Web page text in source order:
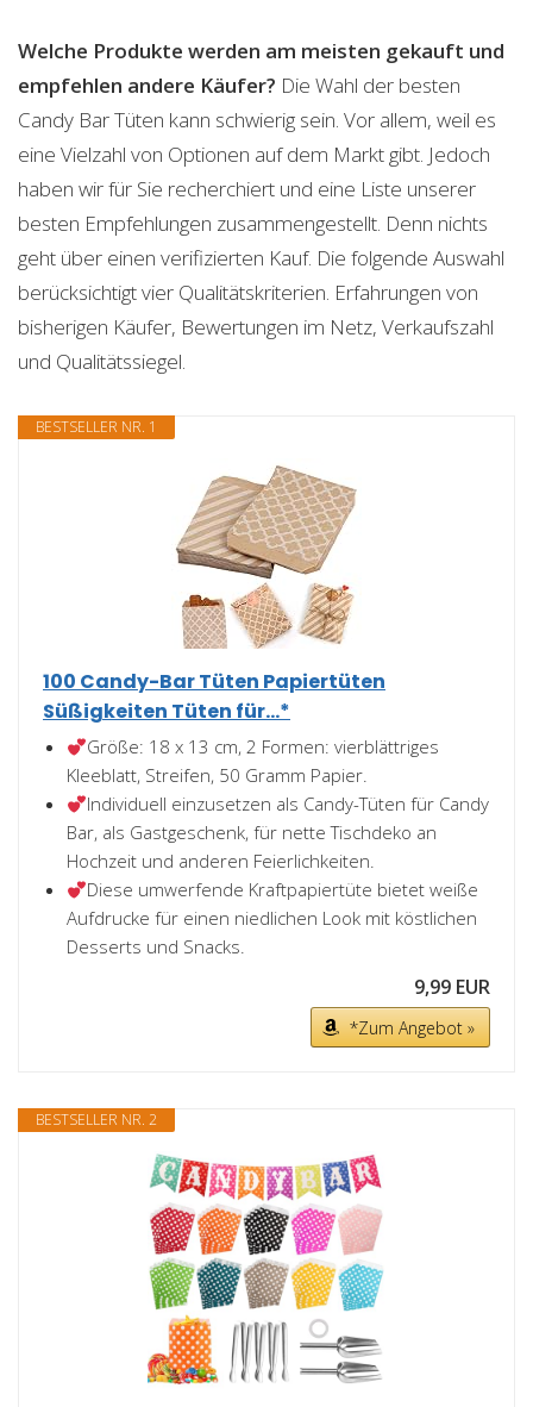
Welche Produkte werden am meisten gekauft und
empfehlen andere Käufer? Die Wahl der besten
Candy Bar Tüten kann schwierig sein. Vor allem, weil es
eine Vielzahl von Optionen auf dem Markt gibt. Jedoch
haben wir für Sie recherchiert und eine Liste unserer
besten Empfehlungen zusammengestellt. Denn nichts
geht über einen verifizierten Kauf. Die folgende Auswahl
berücksichtigt vier Qualitätskriterien. Erfahrungen von
bisherigen Käufer, Bewertungen im Netz, Verkaufszahl
und Qualitätssiegel.
BESTSELLER NR. 1
100 Candy-Bar Tüten Papiertüten
Süßigkeiten Tüten für...*
Größe: 18 x 13 cm, 2 Formen: vierblättriges
Kleeblatt, Streifen, 50 Gramm Papier.
Individuell einzusetzen als Candy-Tüten für Candy
Bar, als Gastgeschenk, für nette Tischdeko an
Hochzeit und anderen Feierlichkeiten.
Diese umwerfende Kraftpapiertüte bietet weiße
Aufdrucke für einen niedlichen Look mit köstlichen
Desserts und Snacks.
9,99 EUR
*Zum Angebot »
BESTSELLER NR. 2